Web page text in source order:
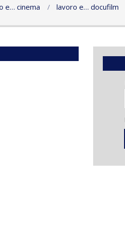
e… cinema lavoro e… docufilm